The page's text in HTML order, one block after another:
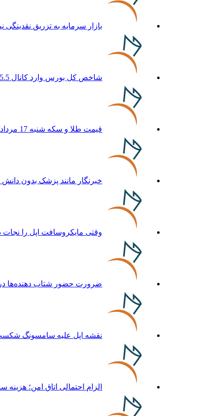
بازار سرمایه به تزریق نقدینگی
شاخص کل بورس وارد کانال 5.5 میلیون واحد شد
قیمت طلا و سکه شنبه 17 مرداد/ قیمت‌ها افزایشی
خبرنگار مانند پزشک بدون
وقتی مایکروسافت اپل را
ضرورت حضور شتاب ‌دهنده‌ها در
نقشه اپل علیه سامسونگ
الزام احتمالی اتاق امن؛